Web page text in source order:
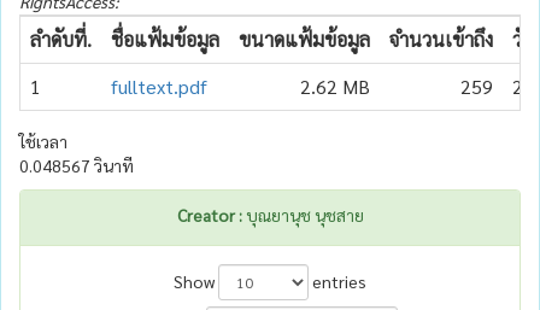
ลำดับที่. ชื่อแฟ้มข้อมูล ขนาดแฟ้มข้อมูล จำนวนเข้าถึง
วัน
1
fulltext.pdf 2.62 MB 259
ใช้เวลา
0.048567 วินาที
Creator :บุณยานุช นุชสาย
Show
entries